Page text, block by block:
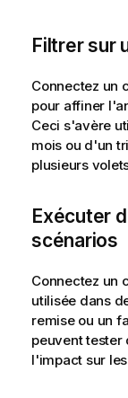
Filtrer sur
Connectez un
pour affiner
Ceci s'avère
mois ou d'un
plusieurs
Exécuter
scénarios
Connectez un
utilisée dans
remise ou un
peuvent tester
l'impact sur